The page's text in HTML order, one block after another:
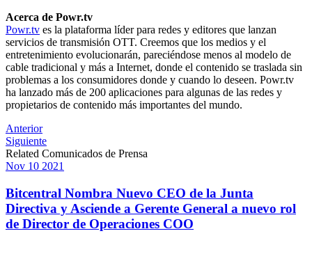
Acerca de Powr.tv
Powr.tv es la plataforma líder para redes y editores que lanzan
servicios de transmisión OTT. Creemos que los medios y el
entretenimiento evolucionarán, pareciéndose menos al modelo de
cable tradicional y más a Internet, donde el contenido se traslada sin
problemas a los consumidores donde y cuando lo deseen. Powr.tv
ha lanzado más de 200 aplicaciones para algunas de las redes y
propietarios de contenido más importantes del mundo.
Post
navigation
Anterior
Siguiente
Related Comunicados de Prensa
Nov 10 2021
Bitcentral Nombra Nuevo CEO de la Junta
Directiva y Asciende a Gerente General a nuevo rol
de Director de Operaciones COO